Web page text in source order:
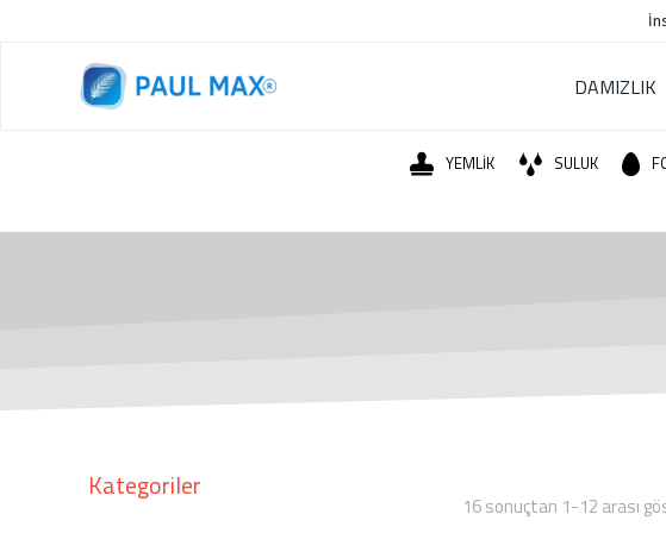
DAMIZLIK
YEMLİK SULUK
Kategoriler
16 sonuçtan 1-12 arası